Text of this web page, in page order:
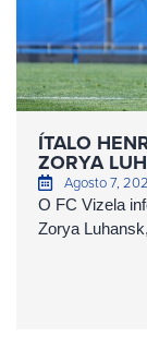
ÍTALO
ZORYA
Agosto 7,
O FC Vizela
Zorya